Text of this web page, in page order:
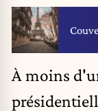
À moins